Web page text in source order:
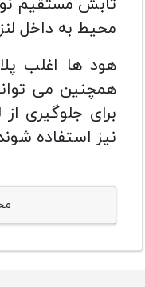
تابش مستقیم
محیط به داخل
هود ها اغلب
همچنین می
برای جلوگیری
نیز استفاده